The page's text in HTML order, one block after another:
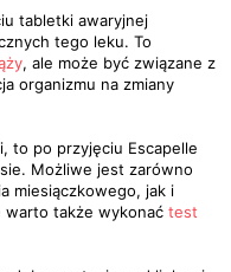
tabletki awaryjnej
tego leku. To
, ale może być związane z
organizmu na zmiany
to po przyjęciu Escapelle
Możliwe jest zarówno
miesiączkowego, jak i
warto także wykonać test